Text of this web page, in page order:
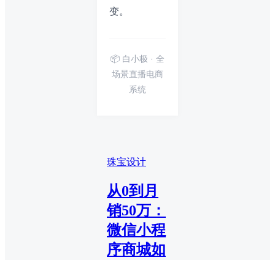
变。
📦 白小极 · 全
场景直播电商
系统
珠宝设计
从0到月
销50万：
微信小程
序商城如